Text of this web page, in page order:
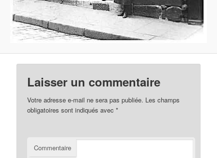
Laisser un commentaire
Votre adresse e-mail ne sera pas publiée. Les champs
obligatoires sont indiqués avec*
Commentaire